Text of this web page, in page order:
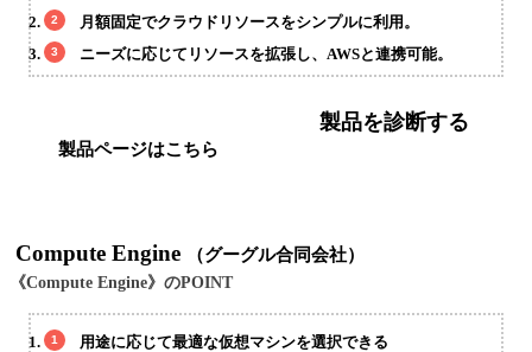
月額固定でクラウドリソースをシンプルに利用。
ニーズに応じてリソースを拡張し、AWSと連携可能。
製品ページはこちら
製品を診断する
Compute Engine （グーグル合同会社）
《Compute Engine》のPOINT
用途に応じて最適な仮想マシンを選択できる